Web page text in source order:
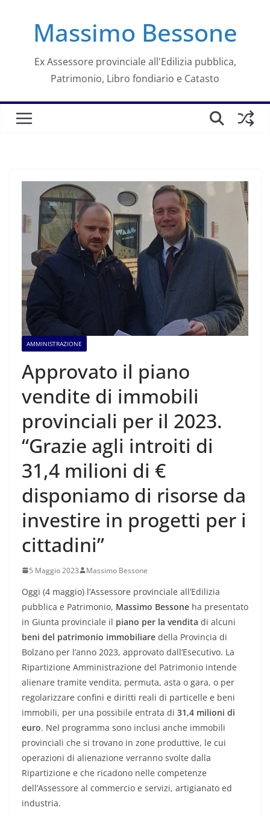
contenutoMassimo Bessone
Ex Assessore provinciale all'Edilizia pubblica,
Patrimonio, Libro fondiario e Catasto
AMMINISTRAZIONE
Approvato il piano
vendite di immobili
provinciali per il 2023.
“Grazie agli introiti di
31,4 milioni di €
disponiamo di risorse da
investire in progetti per i
cittadini”
5 Maggio 2023 Massimo Bessone
Oggi (4 maggio) l’Assessore provinciale all’Edilizia
pubblica e Patrimonio, Massimo Bessone ha presentato
in Giunta provinciale il piano per la vendita di alcuni
beni del patrimonio immobiliare della Provincia di
Bolzano per l’anno 2023, approvato dall’Esecutivo. La
Ripartizione Amministrazione del Patrimonio intende
alienare tramite vendita, permuta, asta o gara, o per
regolarizzare confini e diritti reali di particelle e beni
immobili, per una possibile entrata di 31,4 milioni di
euro. Nel programma sono inclusi anche immobili
provinciali che si trovano in zone produttive, le cui
operazioni di alienazione verranno svolte dalla
Ripartizione e che ricadono nelle competenze
dell’Assessore al commercio e servizi, artigianato ed
industria.